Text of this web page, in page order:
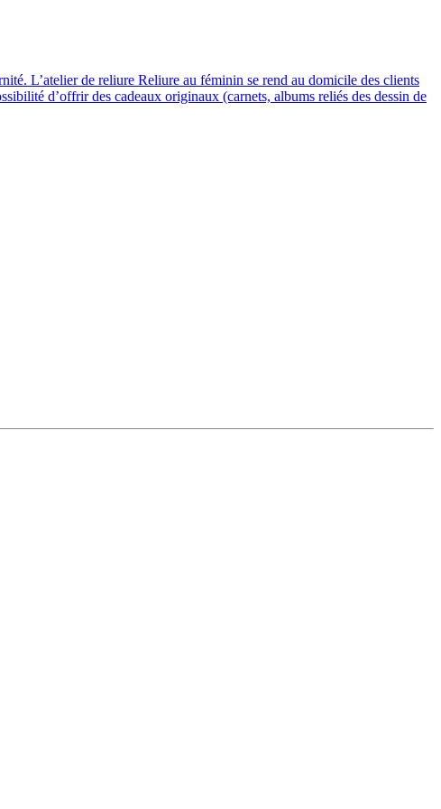
L’atelier de reliure Reliure au féminin se rend au domicile des clients
d’offrir des cadeaux originaux (carnets, albums reliés des dessin de